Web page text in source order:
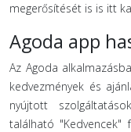
megerősítését is is itt
Agoda app
Az Agoda
kedvezmények és
nyújtott
található "Kedvencek"